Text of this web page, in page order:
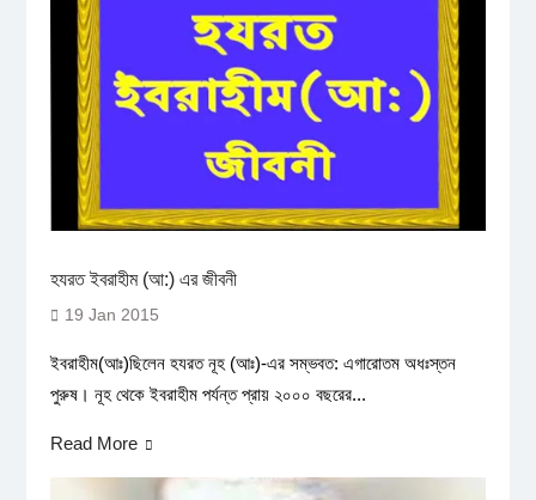
হযরত ইবরাহীম (আ:) এর জীবনী
19 Jan 2015
ইবরাহীম(আঃ)ছিলেন হযরত নূহ (আঃ)-এর সম্ভবত: এগারোতম অধঃস্তন
পুরুষ। নূহ থেকে ইবরাহীম পর্যন্ত প্রায় ২০০০ বছরের...
Read More